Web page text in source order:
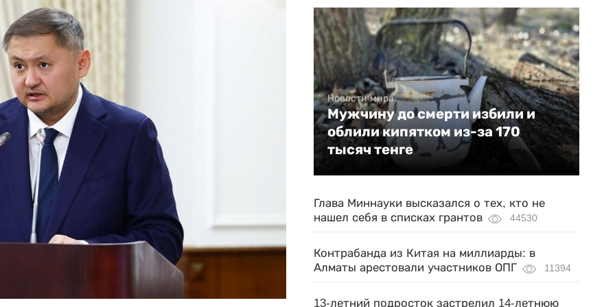
Новости мира
Мужчину до смерти избили и
облили кипятком из-за 170
тысяч тенге
Глава Миннауки высказался о тех, кто не
нашел себя в списках грантов
44530
Контрабанда из Китая на миллиарды: в
Алматы арестовали участников ОПГ
11394
13-летний подросток застрелил 14-летнюю